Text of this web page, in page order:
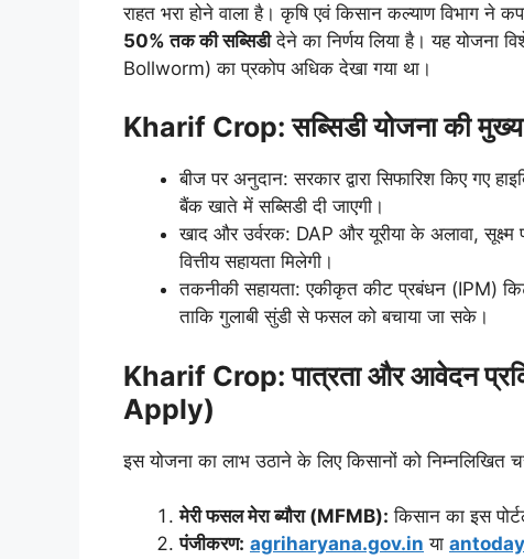
राहत भरा होने वाला है। कृषि एवं किसान कल्याण विभाग ने
50% तक की सब्सिडीदेने का निर्णय लिया है। यह योजना
Bollworm) का प्रकोप अधिक देखा गया था।
Kharif Crop:सब्सिडी योजना की
बीज पर अनुदान: सरकार द्वारा सिफारिश किए गए
बैंक खाते में सब्सिडी दी जाएगी।
खाद और उर्वरक: DAP और यूरीया के अलावा,
वित्तीय सहायता मिलेगी।
तकनीकी सहायता: एकीकृत कीट प्रबंधन (IPM)
ताकि गुलाबी सुंडी से फसल को बचाया जा सके।
Kharif Crop:पात्रता और आवेदन
Apply)
इस योजना का लाभ उठाने के लिए किसानों को निम्नलिखित
मेरी फसल मेरा ब्यौरा (MFMB): किसान का इस
पंजीकरण: agriharyana.gov.in या